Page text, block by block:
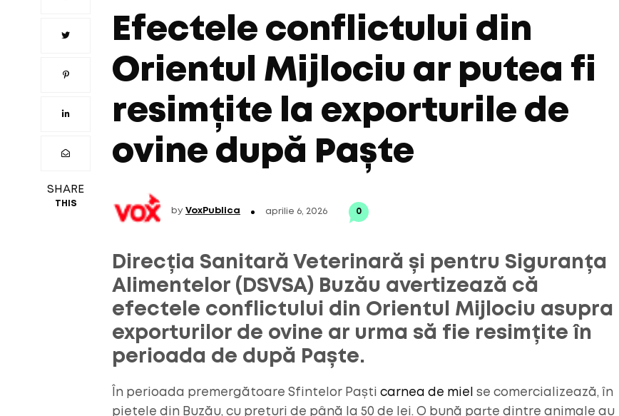
SHARE
THIS
Efectele conflictului din
Orientul Mijlociu ar putea fi
resimțite la exporturile de
ovine după Paște
by VoxPublica aprilie 6, 2026 0
Direcția Sanitară Veterinară și pentru Siguranța
Alimentelor (DSVSA) Buzău avertizează că
efectele conflictului din Orientul Mijlociu asupra
exporturilor de ovine ar urma să fie resimțite în
perioada de după Paște.
În perioada premergătoare Sfintelor Paști carnea de miel se comercializează, în
piețele din Buzău, cu prețuri de până la 50 de lei. O bună parte dintre animale au